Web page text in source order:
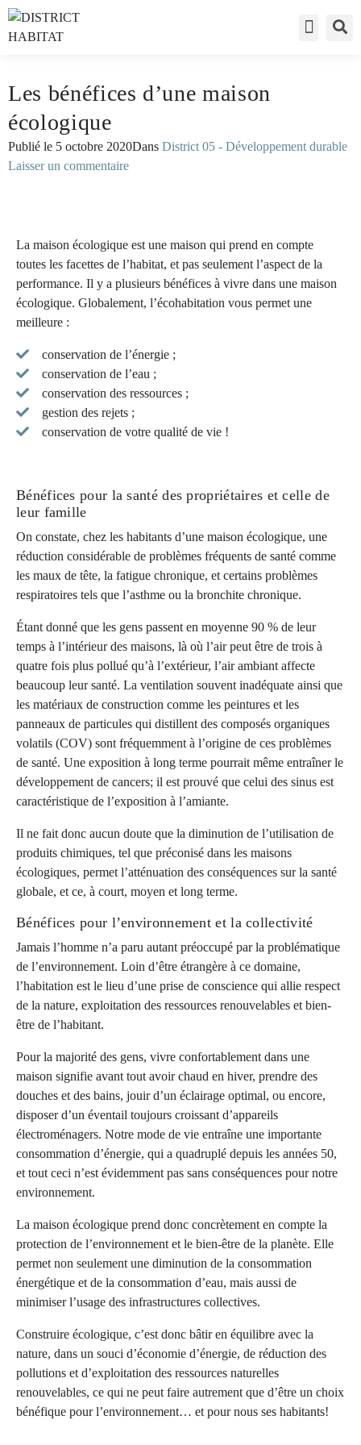
Les bénéfices d’une maison
écologique
Publié le 5 octobre 2020Dans District 05 - Développement durable
Laisser un commentaire
La maison écologique est une maison qui prend en compte
toutes les facettes de l’habitat, et pas seulement l’aspect de la
performance. Il y a plusieurs bénéfices à vivre dans une maison
écologique. Globalement, l’écohabitation vous permet une
meilleure :
conservation de l’énergie ;
conservation de l’eau ;
conservation des ressources ;
gestion des rejets ;
conservation de votre qualité de vie !
Bénéfices pour la santé des propriétaires et celle de
leur famille
On constate, chez les habitants d’une maison écologique, une
réduction considérable de problèmes fréquents de santé comme
les maux de tête, la fatigue chronique, et certains problèmes
respiratoires tels que l’asthme ou la bronchite chronique.
Étant donné que les gens passent en moyenne 90 % de leur
temps à l’intérieur des maisons, là où l’air peut être de trois à
quatre fois plus pollué qu’à l’extérieur, l’air ambiant affecte
beaucoup leur santé. La ventilation souvent inadéquate ainsi que
les matériaux de construction comme les peintures et les
panneaux de particules qui distillent des composés organiques
volatils (COV) sont fréquemment à l’origine de ces problèmes
de santé. Une exposition à long terme pourrait même entraîner le
développement de cancers; il est prouvé que celui des sinus est
caractéristique de l’exposition à l’amiante.
Il ne fait donc aucun doute que la diminution de l’utilisation de
produits chimiques, tel que préconisé dans les maisons
écologiques, permet l’atténuation des conséquences sur la santé
globale, et ce, à court, moyen et long terme.
Bénéfices pour l’environnement et la collectivité
Jamais l’homme n’a paru autant préoccupé par la problématique
de l’environnement. Loin d’être étrangère à ce domaine,
l’habitation est le lieu d’une prise de conscience qui allie respect
de la nature, exploitation des ressources renouvelables et bien-
être de l’habitant.
Pour la majorité des gens, vivre confortablement dans une
maison signifie avant tout avoir chaud en hiver, prendre des
douches et des bains, jouir d’un éclairage optimal, ou encore,
disposer d’un éventail toujours croissant d’appareils
électroménagers. Notre mode de vie entraîne une importante
consommation d’énergie, qui a quadruplé depuis les années 50,
et tout ceci n’est évidemment pas sans conséquences pour notre
environnement.
La maison écologique prend donc concrètement en compte la
protection de l’environnement et le bien-être de la planète. Elle
permet non seulement une diminution de la consommation
énergétique et de la consommation d’eau, mais aussi de
minimiser l’usage des infrastructures collectives.
Construire écologique, c’est donc bâtir en équilibre avec la
nature, dans un souci d’économie d’énergie, de réduction des
pollutions et d’exploitation des ressources naturelles
renouvelables, ce qui ne peut faire autrement que d’être un choix
bénéfique pour l’environnement… et pour nous ses habitants!